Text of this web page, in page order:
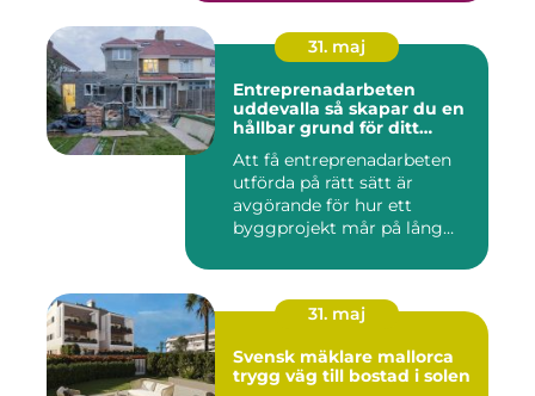
31. maj
Entreprenadarbeten
uddevalla så skapar du en
hållbar grund för ditt
Att få entreprenadarbeten
utförda på rätt sätt är
avgörande för hur ett
byggprojekt mår på lång
31. maj
Svensk mäklare mallorca
trygg väg till bostad i solen